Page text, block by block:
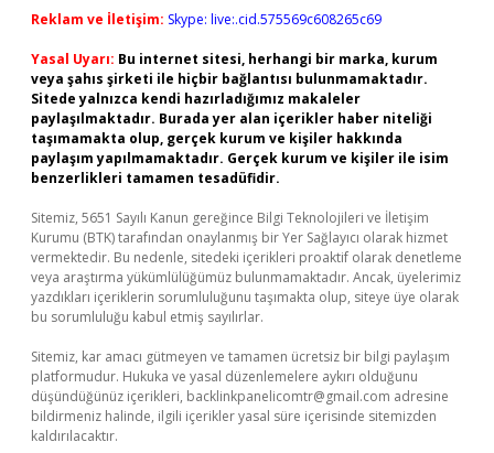
Reklam ve İletişim: Skype: live:.cid.575569c608265c69
Yasal Uyarı: Bu internet sitesi, herhangi bir marka, kurum
veya şahıs şirketi ile hiçbir bağlantısı bulunmamaktadır.
Sitede yalnızca kendi hazırladığımız makaleler
paylaşılmaktadır. Burada yer alan içerikler haber niteliği
taşımamakta olup, gerçek kurum ve kişiler hakkında
paylaşım yapılmamaktadır. Gerçek kurum ve kişiler ile isim
benzerlikleri tamamen tesadüfidir.
Sitemiz, 5651 Sayılı Kanun gereğince Bilgi Teknolojileri ve İletişim
Kurumu (BTK) tarafından onaylanmış bir Yer Sağlayıcı olarak hizmet
vermektedir. Bu nedenle, sitedeki içerikleri proaktif olarak denetleme
veya araştırma yükümlülüğümüz bulunmamaktadır. Ancak, üyelerimiz
yazdıkları içeriklerin sorumluluğunu taşımakta olup, siteye üye olarak
bu sorumluluğu kabul etmiş sayılırlar.
Sitemiz, kar amacı gütmeyen ve tamamen ücretsiz bir bilgi paylaşım
platformudur. Hukuka ve yasal düzenlemelere aykırı olduğunu
düşündüğünüz içerikleri, backlinkpanelicomtr@gmail.com adresine
bildirmeniz halinde, ilgili içerikler yasal süre içerisinde sitemizden
kaldırılacaktır.